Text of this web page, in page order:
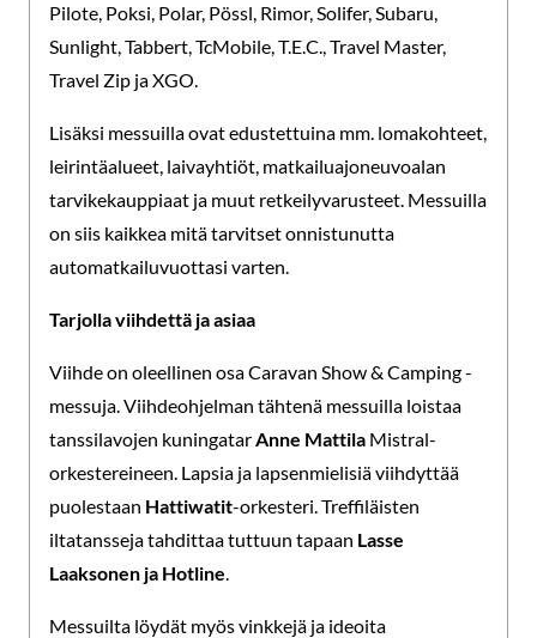
Pilote, Poksi, Polar, Pössl, Rimor, Solifer, Subaru,
Sunlight, Tabbert, TcMobile, T.E.C., Travel Master,
Travel Zip ja XGO.
Lisäksi messuilla ovat edustettuina mm. lomakohteet,
leirintäalueet, laivayhtiöt, matkailuajoneuvoalan
tarvikekauppiaat ja muut retkeilyvarusteet. Messuilla
on siis kaikkea mitä tarvitset onnistunutta
automatkailuvuottasi varten.
Tarjolla viihdettä ja asiaa
Viihde on oleellinen osa Caravan Show & Camping -
messuja. Viihdeohjelman tähtenä messuilla loistaa
tanssilavojen kuningatarAnne Mattila Mistral-
orkestereineen. Lapsia ja lapsenmielisiä viihdyttää
puolestaan Hattiwatit-orkesteri. Treffiläisten
iltatansseja tahdittaa tuttuun tapaan Lasse
Laaksonen ja Hotline.
Messuilta löydät myös vinkkejä ja ideoita